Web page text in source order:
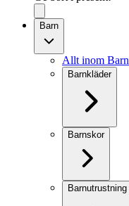
Barn
Allt inom Barn
Barnkläder
Barnskor
Barnutrustning